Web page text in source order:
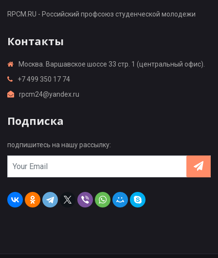
RPCM.RU - Российский профсоюз студенческой молодежи
Контакты
Москва. Варшавское шоссе 33 стр. 1 (центральный офис).
+7 499 350 17 74
rpcm24@yandex.ru
Подписка
подпишитесь на нашу рассылку: